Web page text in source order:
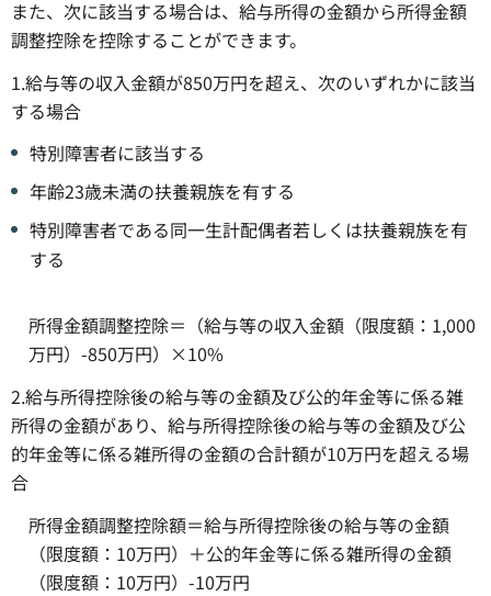
また、次に該当する場合は、給与所得の金額から所得金額
調整控除を控除することができます。
1.給与等の収入金額が850万円を超え、次のいずれかに該当
する場合
特別障害者に該当する
年齢23歳未満の扶養親族を有する
特別障害者である同一生計配偶者若しくは扶養親族を有
する
所得金額調整控除＝（給与等の収入金額（限度額：1,000
万円）-850万円）×10%
2.給与所得控除後の給与等の金額及び公的年金等に係る雑
所得の金額があり、給与所得控除後の給与等の金額及び公
的年金等に係る雑所得の金額の合計額が10万円を超える場
合
所得金額調整控除額＝給与所得控除後の給与等の金額
（限度額：10万円）＋公的年金等に係る雑所得の金額
（限度額：10万円）-10万円